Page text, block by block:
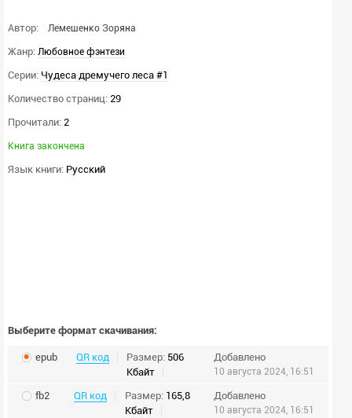
Автор: Лемешенко Зоряна
Жанр: Любовное фэнтези
Серии: Чудеса дремучего леса #1
Количество страниц: 29
Прочитали: 2
Книга закончена
Язык книги: Русский
Выберите формат скачивания:
epub QR код Размер: 506
Кбайт
Добавлено
10 августа 2024, 16:51
fb2 QR код Размер: 165,8
Кбайт
Добавлено
10 августа 2024, 16:51